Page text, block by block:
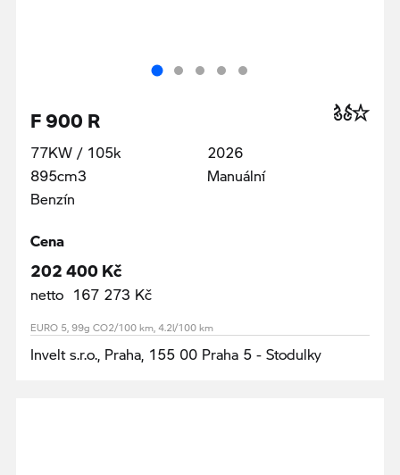
F 900 R
77KW / 105k
895cm3
Benzín
2026
Manuální
Cena
202 400 Kč
netto 167 273 Kč
EURO 5, 99g CO2/100 km, 4.2l/100 km
Invelt s.r.o., Praha, 155 00 Praha 5 - Stodulky